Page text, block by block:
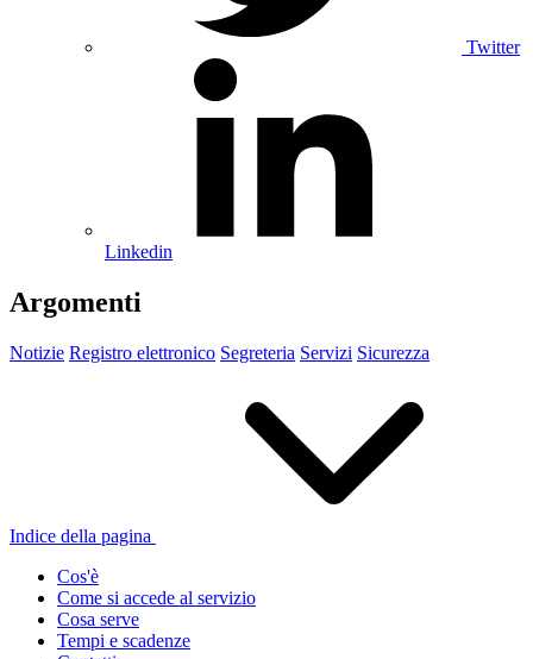
Twitter
Linkedin
Argomenti
Notizie Registro elettronico Segreteria Servizi Sicurezza
Indice della pagina
Cos'è
Come si accede al servizio
Cosa serve
Tempi e scadenze